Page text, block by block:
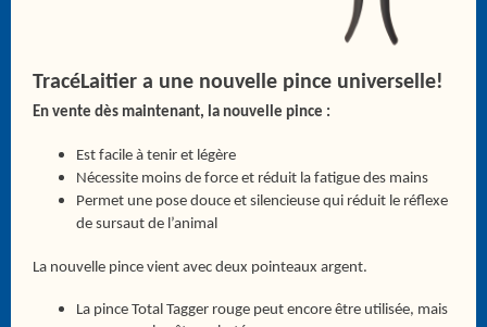
TracéLaitier a une nouvelle pince universelle!
En vente dès maintenant, la nouvelle pince :
Est facile à tenir et légère
Nécessite moins de force et réduit la fatigue des mains
Permet une pose douce et silencieuse qui réduit le réflexe
de sursaut de l’animal
La nouvelle pince vient avec deux pointeaux argent.
La pince Total Tagger rouge peut encore être utilisée, mais